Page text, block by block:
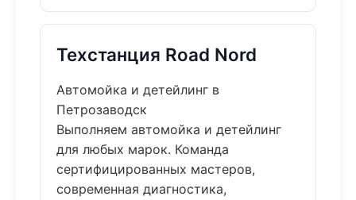
Техстанция Road Nord
Автомойка и детейлинг в
Петрозаводск
Выполняем автомойка и детейлинг
для любых марок. Команда
сертифицированных мастеров,
современная диагностика,